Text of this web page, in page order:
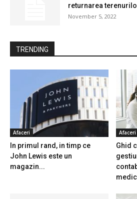
returnarea
November 5, 2022
TRENDING
Afaceri
In primul rand, in timp ce
John Lewis este un
magazin...
Afaceri
Ghid